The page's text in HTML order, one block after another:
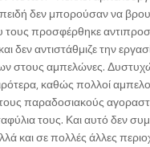
δεν μπορούσαν να
τους προσφέρθηκε
δεν αντιστάθμιζε την
στους αμπελώνες.
καθώς πολλοί
παραδοσιακούς
τους. Και αυτό δεν
και σε πολλές άλλες